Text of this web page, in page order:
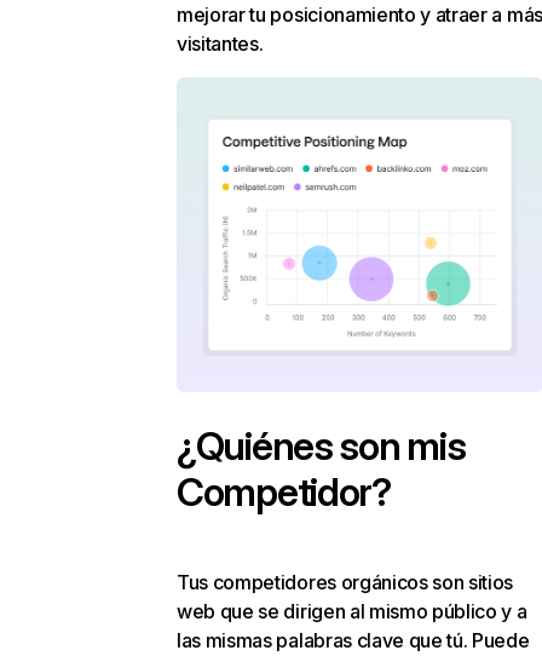
mejorar tu posicionamiento y atraer a más
visitantes.
¿Quiénes son mis
Competidor?
Tus competidores orgánicos son sitios
web que se dirigen al mismo público y a
las mismas palabras clave que tú. Puede